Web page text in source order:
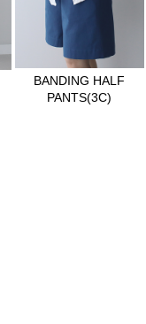
BANDING HALF
PANTS(3C)